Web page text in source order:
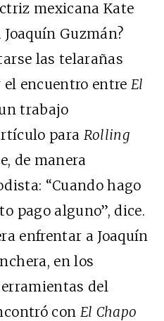
mexicana Kate
Guzmán?
las telarañas
el encuentro entreEl
trabajo
para Rolling
de manera
“Cuando hago
pago alguno”, dice.
enfrentar a Joaquín
en los
del
con El Chapo